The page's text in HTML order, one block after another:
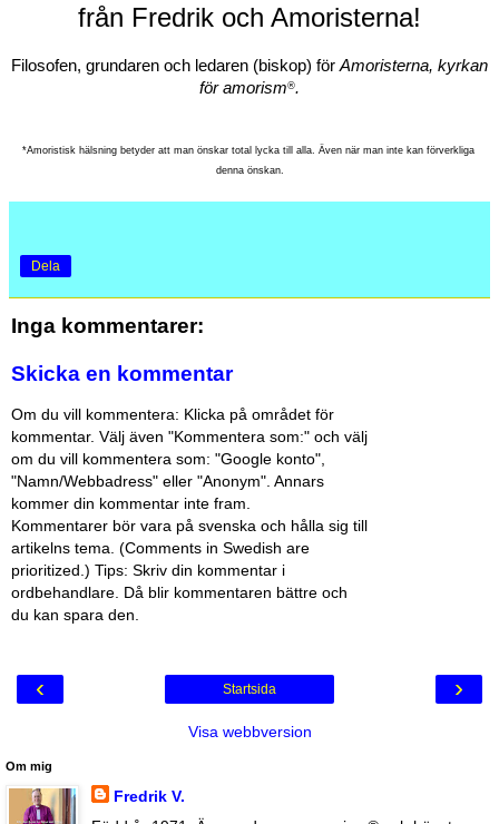
från Fredrik och Amoristerna!
Filosofen, grundaren och ledaren (biskop) för Amoristerna, kyrkan
för amorism®.
*Amoristisk hälsning betyder att man önskar total lycka till alla. Även när man inte kan förverkliga
denna önskan.
Dela
Inga kommentarer:
Skicka en kommentar
Om du vill kommentera: Klicka på området för
kommentar. Välj även "Kommentera som:" och välj
om du vill kommentera som: "Google konto",
"Namn/Webbadress" eller "Anonym". Annars
kommer din kommentar inte fram.
Kommentarer bör vara på svenska och hålla sig till
artikelns tema. (Comments in Swedish are
prioritized.) Tips: Skriv din kommentar i
ordbehandlare. Då blir kommentaren bättre och
du kan spara den.
‹ ›
Startsida
Visa webbversion
Om mig
Fredrik V.